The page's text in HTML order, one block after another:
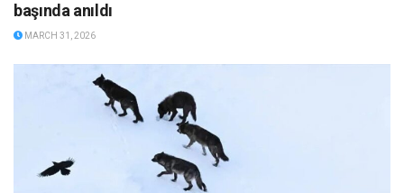
başında anıldı
MARCH 31, 2026